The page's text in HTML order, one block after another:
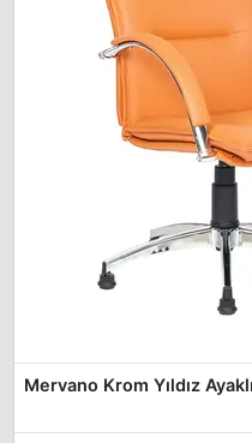
Mervano Krom Yıldız